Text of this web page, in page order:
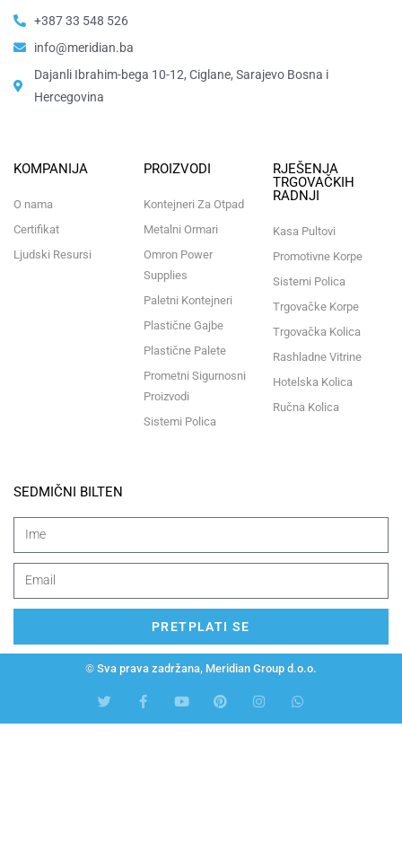
+387 33 548 526
info@meridian.ba
Dajanli Ibrahim-bega 10-12, Ciglane, Sarajevo Bosna i
Hercegovina​
KOMPANIJA
O nama
Certifikat
Ljudski Resursi
PROIZVODI
Kontejneri Za Otpad
Metalni Ormari
Omron Power
Supplies
Paletni Kontejneri
Plastične Gajbe
Plastične Palete
Prometni Sigurnosni
Proizvodi
Sistemi Polica
RJEŠENJA
TRGOVAČKIH
RADNJI
Kasa Pultovi
Promotivne Korpe
Sistemi Polica
Trgovačke Korpe
Trgovačka Kolica
Rashladne Vitrine
Hotelska Kolica
Ručna Kolica
SEDMIČNI BILTEN
PRETPLATI SE
© Sva prava zadržana, Meridian Group d.o.o.